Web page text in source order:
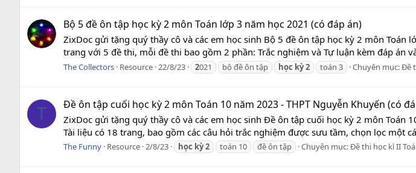
Bộ 5 đề ôn tập học kỳ 2 môn Toán lớp 3 năm học 2021 (có đáp án)
ZixDoc gửi tặng quý thầy cô và các em học sinh Bộ 5 đề ôn tập học kỳ 2 môn
trang với 5 đề thi, mỗi đề thi bao gồm 2 phần: Trắc nghiệm và Tự luận kèm đáp án
The Collectors Resource 22/8/23 2021 bộ đề ôn tập học kỳ2 toán 3 Chuyên mục:Đề
T Đề ôn tập cuối học kỳ 2 môn Toán 10 năm 2023 - THPT Nguyễn Khuyến (có
ZixDoc gửi tặng quý thầy cô và các em học sinh Đề ôn tập cuối học kỳ 2 môn Toán
Tài liệu có 18 trang, bao gồm các câu hỏi trắc nghiệm được sưu tầm, chọn lọc một
The Funny Resource 2/8/23 học kỳ2 toán 10 đề ôn tập Chuyên mục:Đề thi học kì II